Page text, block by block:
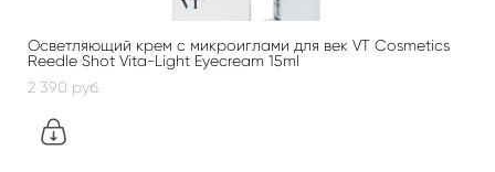
Осветляющий крем с микроиглами для век VT Cosmetics
Reedle Shot Vita-Light Eyecream 15ml
2 390 pуб.